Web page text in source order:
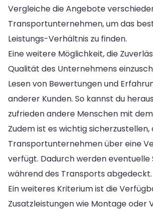
Vergleiche die Angebote
Transportunternehmen, um das
Leistungs-Verhältnis zu finden.
Eine weitere Möglichkeit, die
Qualität des Unternehmens
Lesen von Bewertungen und
anderer Kunden. So kannst du
zufrieden andere Menschen mit dem
Zudem ist es wichtig sicherzustellen,
Transportunternehmen über eine
verfügt. Dadurch werden eventuelle
während des Transports abgedeckt.
Ein weiteres Kriterium ist die
Zusatzleistungen wie Montage oder